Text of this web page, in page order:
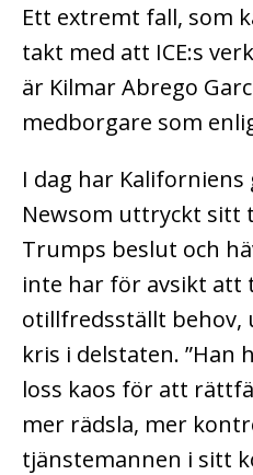
Ett extremt fall, som
takt med att ICE:s
är Kilmar Abrego
medborgare som
I dag har Kaliforniens
Newsom uttryckt sitt
Trumps beslut och
inte har för avsikt att
otillfredsställt behov,
kris i delstaten. ”Han
loss kaos för att
mer rädsla, mer
tjänstemannen i sitt